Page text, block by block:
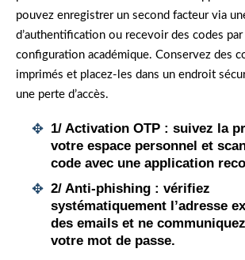
pouvez enregistrer un second facteur via
d’authentification ou recevoir des codes
configuration académique. Conservez des
imprimés et placez-les dans un endroit
une perte d’accès.
1/ Activation OTP : suivez la
votre espace personnel et
code avec une application
2/ Anti-phishing : vérifiez
systématiquement l’adresse
des emails et ne
votre mot de passe.